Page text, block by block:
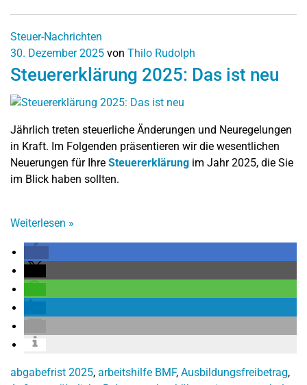
Steuer-Nachrichten
30. Dezember 2025 von Thilo Rudolph
Steuererklärung 2025: Das ist neu
Jährlich treten steuerliche Änderungen und Neuregelungen
in Kraft. Im Folgenden präsentieren wir die wesentlichen
Neuerungen für Ihre Steuererklärung im Jahr 2025, die Sie
im Blick haben sollten.
Weiterlesen »
abgabefrist 2025, arbeitshilfe BMF, Ausbildungsfreibetrag,